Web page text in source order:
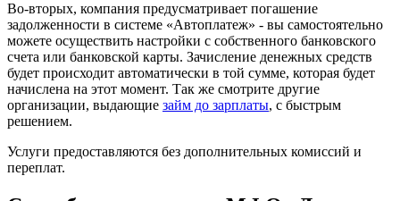
Во-вторых, компания предусматривает погашение
задолженности в системе «Автоплатеж» - вы самостоятельно
можете осуществить настройки с собственного банковского
счета или банковской карты. Зачисление денежных средств
будет происходит автоматически в той сумме, которая будет
начислена на этот момент. Так же смотрите другие
организации, выдающие займ до зарплаты, с быстрым
решением.
Услуги предоставляются без дополнительных комиссий и
переплат.